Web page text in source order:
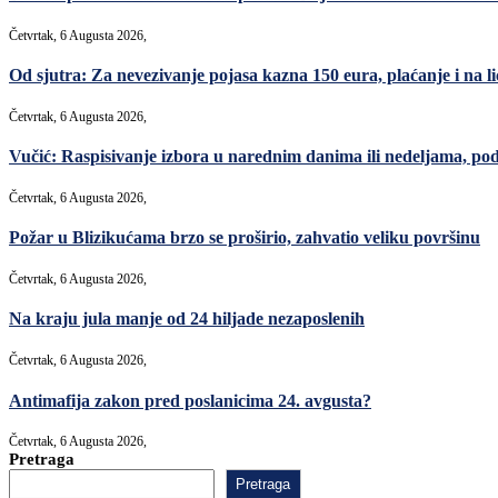
Četvrtak, 6 Augusta 2026,
Od sjutra: Za nevezivanje pojasa kazna 150 eura, plaćanje i na
Četvrtak, 6 Augusta 2026,
Vučić: Raspisivanje izbora u narednim danima ili nedeljama,
Četvrtak, 6 Augusta 2026,
Požar u Blizikućama brzo se proširio, zahvatio veliku površinu
Četvrtak, 6 Augusta 2026,
Na kraju jula manje od 24 hiljade nezaposlenih
Četvrtak, 6 Augusta 2026,
Antimafija zakon pred poslanicima 24. avgusta?
Četvrtak, 6 Augusta 2026,
Pretraga
Pretraga